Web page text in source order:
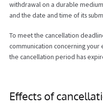
withdrawal on a durable
and the date and time of its
To meet the cancellation
communication concerning
the cancellation period has
Effects of